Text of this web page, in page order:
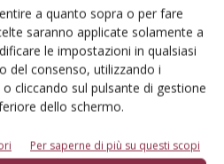
a quanto sopra o per fare
saranno applicate solamente a
le impostazioni in qualsiasi
del consenso, utilizzando i
cliccando sul pulsante di gestione
dello schermo.
Per saperne di più su questi scopi
disponibili. Le oltre 50
numero di genotipi presenti in
possiede la più ricca
fanno ritenere che sarà
di varietà tolleranti (Cipriani,
A. chinensis,selezionata in Nuova